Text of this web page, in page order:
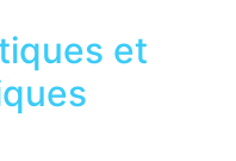
et